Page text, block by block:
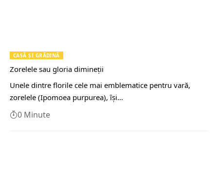
CASĂ ŞI GRĂDINĂ
Zorelele sau gloria dimineţii
Unele dintre florile cele mai emblematice pentru vară,
zorelele (Ipomoea purpurea), ȋşi…
0 Minute